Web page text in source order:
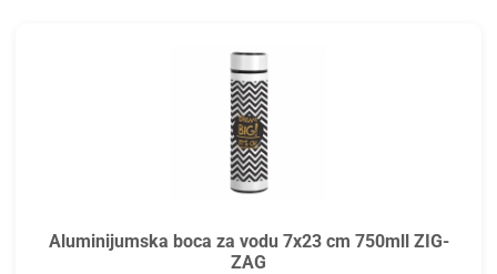
Aluminijumska boca za vodu 7x23 cm 750mll ZIG-
ZAG